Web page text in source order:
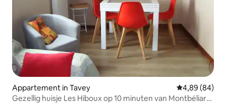
Appartement in Tavey Gemiddelde
4,89 (84)
Gezellig huisje Les Hiboux op 10 minuten van Montbéliard